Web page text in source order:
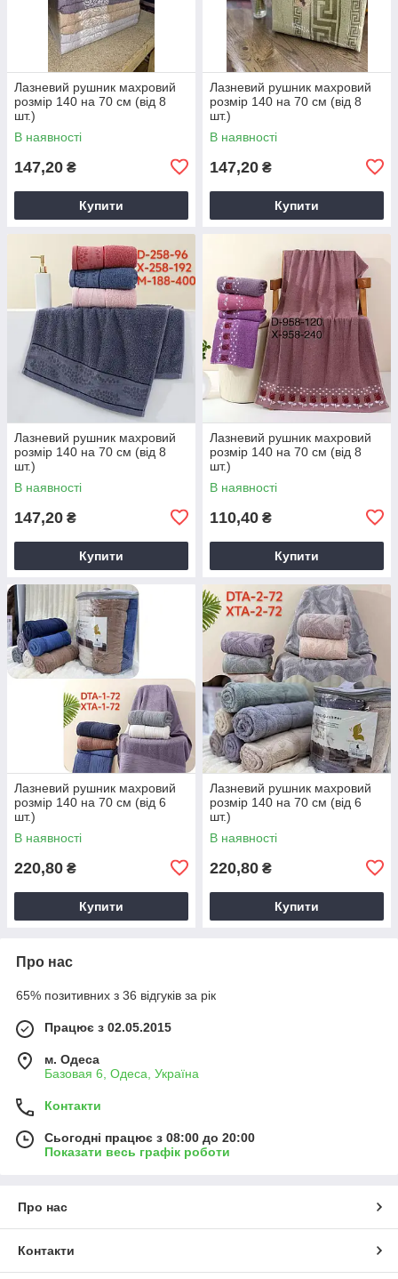
Лазневий рушник махровий
розмір 140 на 70 см (від 8
шт.)
В наявності
147,20 ₴
Купити
Лазневий рушник махровий
розмір 140 на 70 см (від 8
шт.)
В наявності
147,20 ₴
Купити
Лазневий рушник махровий
розмір 140 на 70 см (від 8
шт.)
В наявності
147,20 ₴
Купити
Лазневий рушник махровий
розмір 140 на 70 см (від 8
шт.)
В наявності
110,40 ₴
Купити
Лазневий рушник махровий
розмір 140 на 70 см (від 6
шт.)
В наявності
220,80 ₴
Купити
Лазневий рушник махровий
розмір 140 на 70 см (від 6
шт.)
В наявності
220,80 ₴
Купити
Про нас
65% позитивних з 36 відгуків за рік
Працює з 02.05.2015
м. Одеса
Базовая 6, Одеса, Україна
Контакти
Сьогодні працює з 08:00 до 20:00
Показати весь графік роботи
Про нас
Контакти